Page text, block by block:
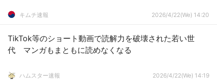
キムチ速報 2026/4/22(We) 14:20
TikTok等のショート動画で読解力を破壊された若い世
代 マンガもまともに読めなくなる
ハムスター速報 2026/4/22(We) 14:19